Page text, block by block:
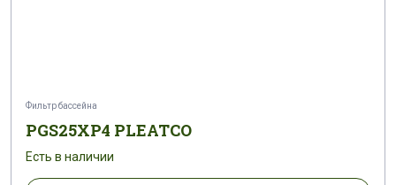
Фильтр бассейна
PGS25XP4 PLEATCO
Есть в наличии